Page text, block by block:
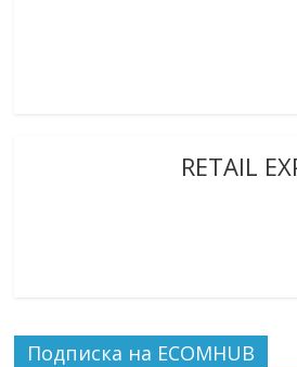
RETAIL
Подписка на ECOMHUB